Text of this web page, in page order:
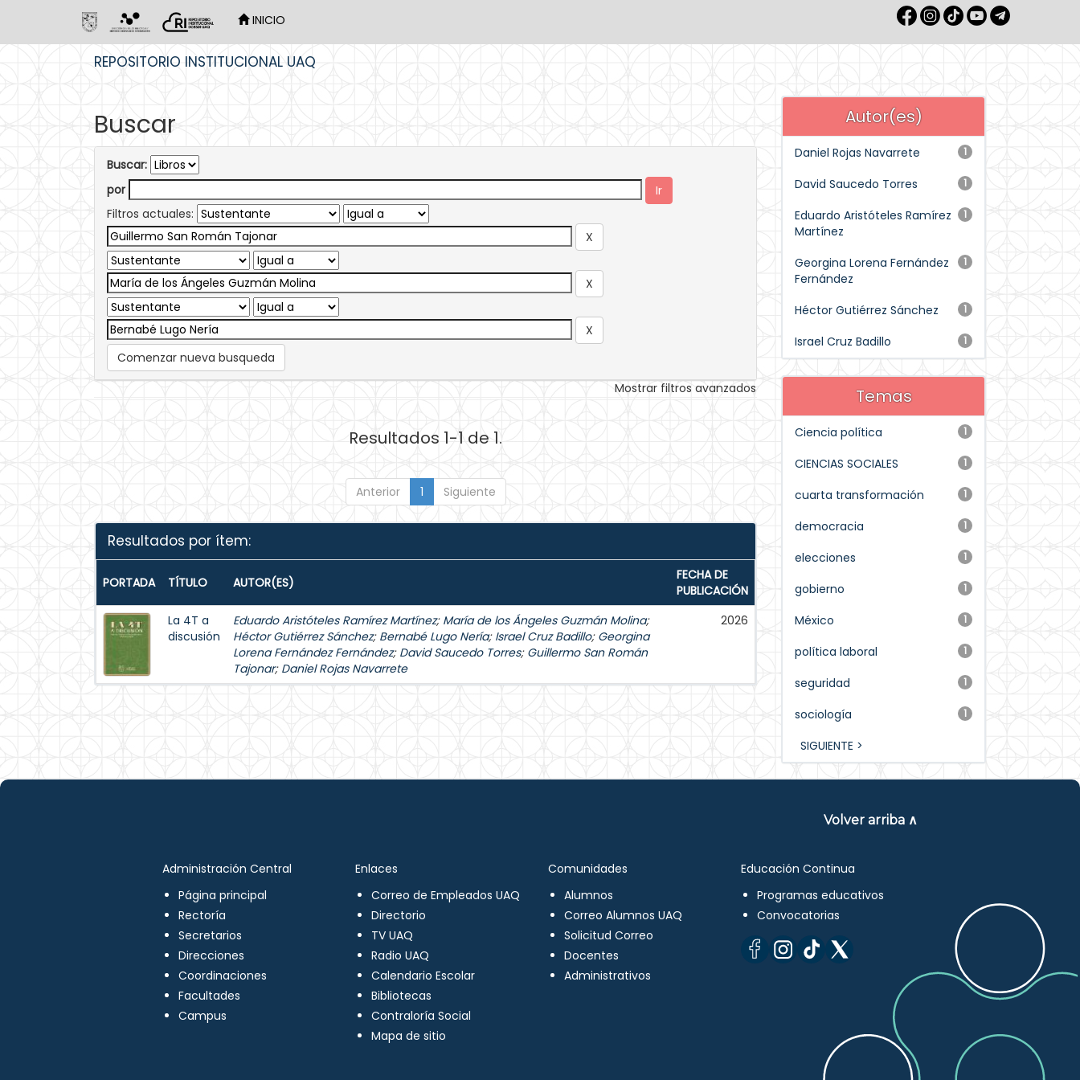
INICIO
REPOSITORIO INSTITUCIONAL UAQ
Buscar
Buscar:
por
Filtros actuales:
Comenzar nueva busqueda
Mostrar filtros avanzados
Resultados 1-1 de 1.
Anterior 1 Siguiente
Resultados por ítem:
PORTADA TÍTULO AUTOR(ES)
FECHA DE
PUBLICACIÓN
La 4T a
discusión
Eduardo Aristóteles Ramírez Martínez; María de los Ángeles Guzmán Molina;
Héctor Gutiérrez Sánchez; Bernabé Lugo Nería; Israel Cruz Badillo; Georgina
Lorena Fernández Fernández; David Saucedo Torres; Guillermo San Román
Tajonar; Daniel Rojas Navarrete
2026
Autor(es)
1
Daniel Rojas Navarrete
1
David Saucedo Torres
1
Eduardo Aristóteles Ramírez
Martínez
1
Georgina Lorena Fernández
Fernández
1
Héctor Gutiérrez Sánchez
1
Israel Cruz Badillo
Temas
1
Ciencia política
1
CIENCIAS SOCIALES
1
cuarta transformación
1
democracia
1
elecciones
1
gobierno
1
México
1
política laboral
1
seguridad
1
sociología
SIGUIENTE >
Volver arriba ∧
Administración Central
Página principal
Rectoría
Secretarios
Direcciones
Coordinaciones
Facultades
Campus
Enlaces
Correo de Empleados UAQ
Directorio
TV UAQ
Radio UAQ
Calendario Escolar
Bibliotecas
Contraloría Social
Mapa de sitio
Comunidades
Alumnos
Correo Alumnos UAQ
Solicitud Correo
Docentes
Administrativos
Educación Continua
Programas educativos
Convocatorias